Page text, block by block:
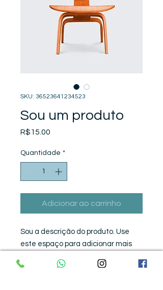
SKU: 36523641234523
Sou um produto
R$15.00
Quantidade *
Adicionar ao carrinho
Sou a descrição do produto. Use
este espaço para adicionar mais
gostam de saber o que estão